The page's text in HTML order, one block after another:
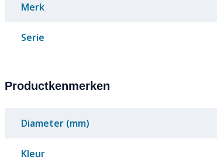
Merk
Serie
Productkenmerken
Diameter (mm)
Kleur